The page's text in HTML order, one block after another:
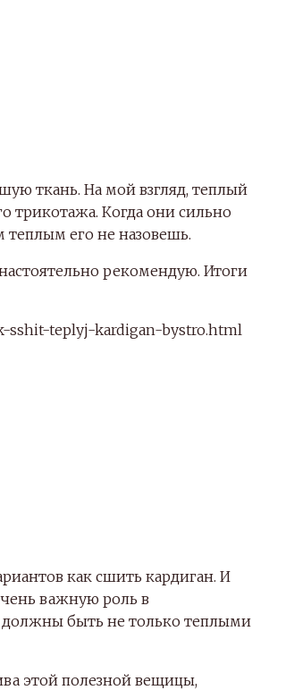
ткань. На мой взгляд, теплый
трикотажа. Когда они сильно
теплым его не назовешь.
рекомендую. Итоги
sshit-teplyj-kardigan-bystro.html
как сшить кардиган. И
важную роль в
быть не только теплыми
этой полезной вещицы,